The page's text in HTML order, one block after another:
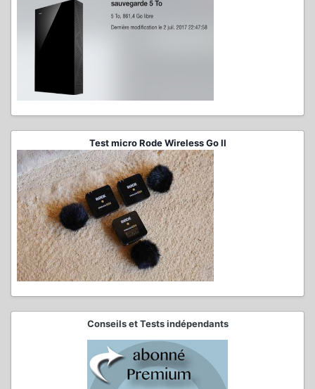
Test micro Rode Wireless Go II
Conseils et Tests indépendants